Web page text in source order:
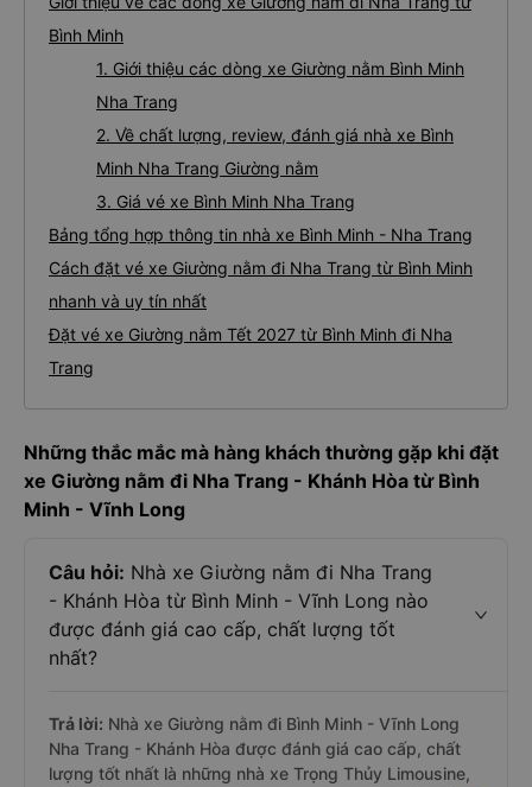
Bình Minh
1. Giới thiệu các dòng xe Giường nằm Bình Minh
Nha Trang
2. Về chất lượng, review, đánh giá nhà xe Bình
Minh Nha Trang Giường nằm
3. Giá vé xe Bình Minh Nha Trang
Bảng tổng hợp thông tin nhà xe Bình Minh - Nha Trang
Cách đặt vé xe Giường nằm đi Nha Trang từ Bình Minh
nhanh và uy tín nhất
Đặt vé xe Giường nằm Tết 2027 từ Bình Minh đi Nha
Trang
Những thắc mắc mà hàng khách thường gặp khi đặt
xe Giường nằm đi Nha Trang - Khánh Hòa từ Bình
Minh - Vĩnh Long
Câu hỏi: Nhà xe Giường nằm đi Nha Trang
- Khánh Hòa từ Bình Minh - Vĩnh Long nào
được đánh giá cao cấp, chất lượng tốt
nhất?
Trả lời: Nhà xe Giường nằm đi Bình Minh - Vĩnh Long
Nha Trang - Khánh Hòa được đánh giá cao cấp, chất
lượng tốt nhất là những nhà xe Trọng Thủy Limousine,